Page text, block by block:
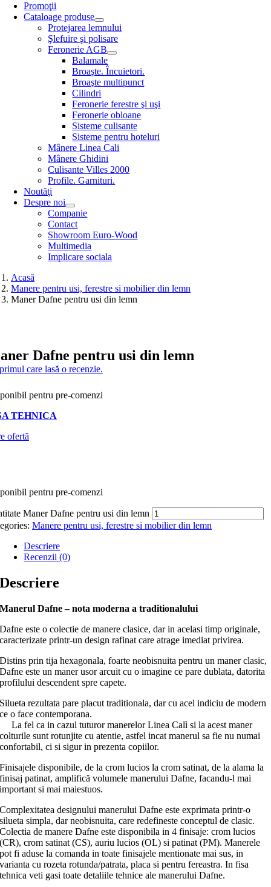
Promoţii
Cataloage produse
Protejarea lemnului
Şlefuire şi polisare
Feronerie AGB
Balamale
Broaşte. Încuietori.
Broaşte multipunct
Cilindri
Feronerie ferestre şi uşi
Feronerie obloane
Sisteme culisante
Sisteme pentru hoteluri
Mânere Linea Cali
Mânere Ghidini
Culisante Villes 2000
Profile. Garnituri.
Noutăţi
Despre noi
Companie
Contact
Showroom Euro-Wood
Multimedia
Implicare sociala
Acasă
Manere pentru usi, ferestre si mobilier din lemn
Maner Dafne pentru usi din lemn
Dafne pentru usi din lemn
care lasă o recenzie.
pentru pre-comenzi
TEHNICA
ofertă
pentru pre-comenzi
Maner Dafne pentru usi din lemn
Manere pentru usi, ferestre si mobilier din lemn
Descriere
Recenzii (0)
Descriere
Manerul Dafne – nota moderna a traditionalului
Dafne este o colectie de manere clasice, dar in acelasi timp originale,
caracterizate printr-un design rafinat care atrage imediat privirea.
Distins prin tija hexagonala, foarte neobisnuita pentru un maner clasic,
Dafne este un maner usor arcuit cu o imagine ce pare dublata, datorita
profilului descendent spre capete.
Silueta rezultata pare placut traditionala, dar cu acel indiciu de modern
ce o face contemporana.
La fel ca in cazul tuturor manerelor Linea Calì si la acest maner
colturile sunt rotunjite cu atentie, astfel incat manerul sa fie nu numai
confortabil, ci si sigur in prezenta copiilor.
Finisajele disponibile, de la crom lucios la crom satinat, de la alama la
finisaj patinat, amplifică volumele manerului Dafne, facandu-l mai
important si mai maiestuos.
Complexitatea designului manerului Dafne este exprimata printr-o
silueta simpla, dar neobisnuita, care redefineste conceptul de clasic.
Colectia de manere Dafne este disponibila in 4 finisaje: crom lucios
(CR), crom satinat (CS), auriu lucios (OL) si patinat (PM). Manerele
pot fi aduse la comanda in toate finisajele mentionate mai sus, in
varianta cu rozeta rotunda/patrata, placa si pentru fereastra. In fisa
tehnica veti gasi toate detaliile tehnice ale manerului Dafne.